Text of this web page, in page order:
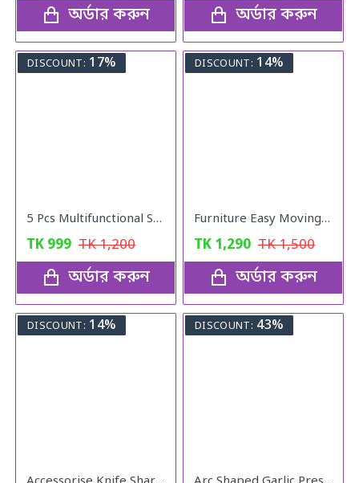
অর্ডার করুন অর্ডার করুন
DISCOUNT: 17%
5 Pcs Multifunctional Stainless Steel Protect Fresh Box With Lid
TK 999 TK1,200
অর্ডার করুন
DISCOUNT: 14%
Furniture Easy Moving Tool Set, Heavy Furniture Moving & Lifting System
TK 1,290 TK1,500
অর্ডার করুন
DISCOUNT: 14% DISCOUNT: 43%